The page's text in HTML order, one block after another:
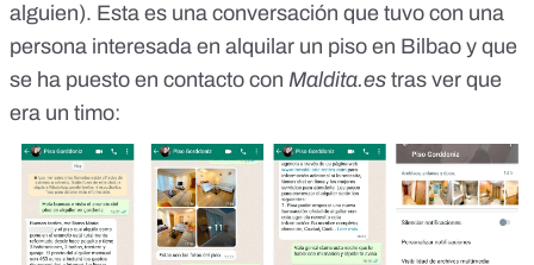
alguien). Esta es una conversación que tuvo con una
persona interesada en alquilar un piso en Bilbao y que
se ha puesto en contacto con Maldita.es tras ver que
era un timo: